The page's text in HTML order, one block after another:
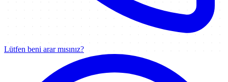
Lütfen beni arar mısınız?